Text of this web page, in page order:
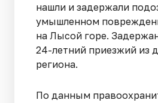
нашли и задержали
умышленном
на Лысой горе.
24-летний приезжий из
региона.
По данным